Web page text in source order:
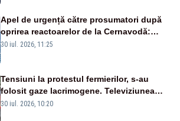
Apel de urgență către prosumatori după
oprirea reactoarelor de la Cernavodă:
România are nevoie de energie
30 iul. 2026, 11:25
Tensiuni la protestul fermierilor, s-au
folosit gaze lacrimogene. Televiziunea
Poporului face apel la calm – LIVE TEXT
30 iul. 2026, 10:20